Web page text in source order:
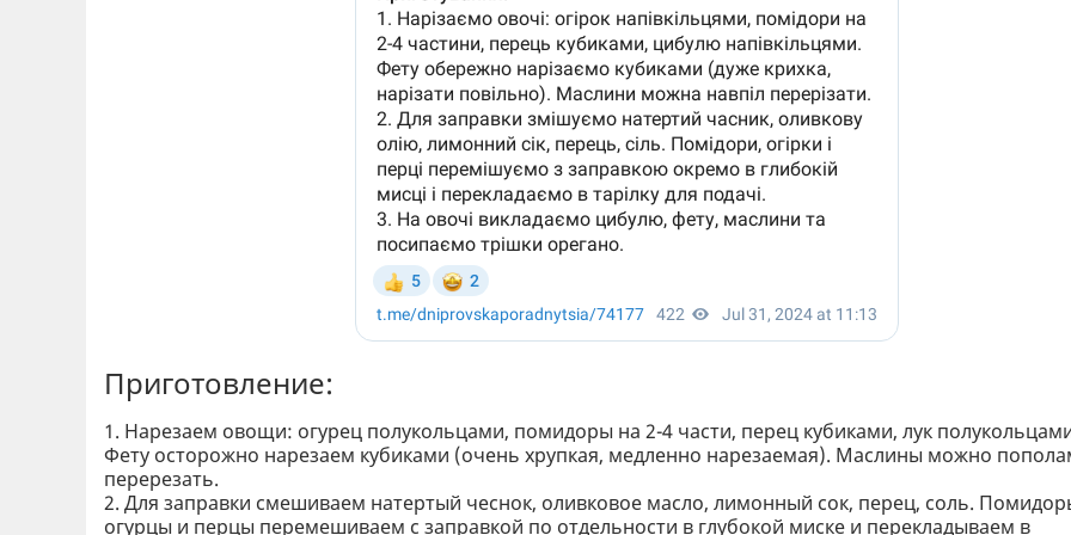
Приготовление:
1. Нарезаем овощи: огурец полукольцами, помидоры на 2-4 части, перец кубиками, лук
Фету осторожно нарезаем кубиками (очень хрупкая, медленно нарезаемая). Маслины можно
перерезать.
2. Для заправки смешиваем натертый чеснок, оливковое масло, лимонный сок, перец, соль.
огурцы и перцы перемешиваем с заправкой по отдельности в глубокой миске и перекладываем в